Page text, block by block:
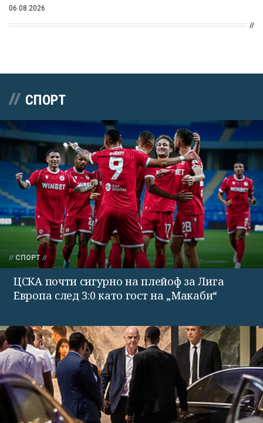
06.08.2026
СПОРТ
СПОРТ
ЦСКА почти сигурно на плейоф за Лига
Европа след 3:0 като гост на „Макаби“